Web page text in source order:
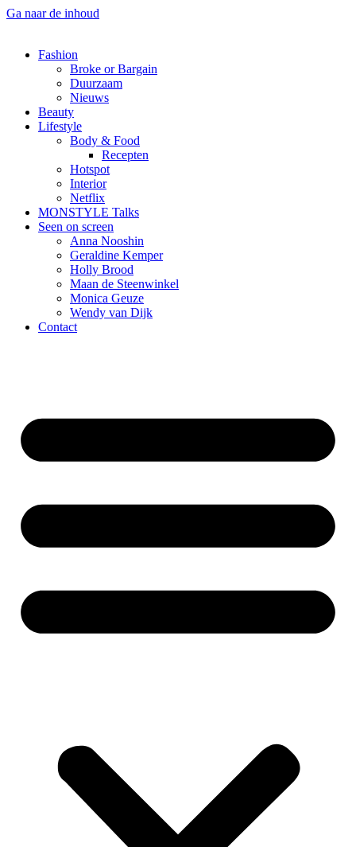
Ga naar de inhoud
Fashion
Broke or Bargain
Duurzaam
Nieuws
Beauty
Lifestyle
Body & Food
Recepten
Hotspot
Interior
Netflix
MONSTYLE Talks
Seen on screen
Anna Nooshin
Geraldine Kemper
Holly Brood
Maan de Steenwinkel
Monica Geuze
Wendy van Dijk
Contact